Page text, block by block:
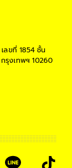
เลขที่ 1854 ชั้น
รุงเทพฯ 10260